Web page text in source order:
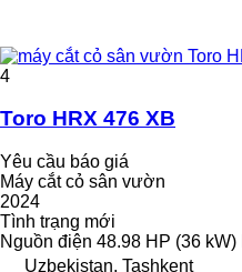
4
Toro HRX 476 XB
Yêu cầu báo giá
Máy cắt cỏ sân vườn
2024
Tình trạng mới
Nguồn điện 48.98 HP (36 kW)
Uzbekistan, Tashkent